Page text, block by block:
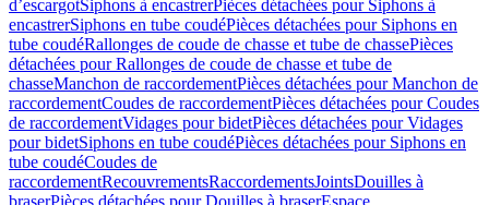
d’escargotSiphons à encastrerPièces détachées pour Siphons à
encastrerSiphons en tube coudéPièces détachées pour Siphons en
tube coudéRallonges de coude de chasse et tube de chassePièces
détachées pour Rallonges de coude de chasse et tube de
chasseManchon de raccordementPièces détachées pour Manchon de
raccordementCoudes de raccordementPièces détachées pour Coudes
de raccordementVidages pour bidetPièces détachées pour Vidages
pour bidetSiphons en tube coudéPièces détachées pour Siphons en
tube coudéCoudes de
raccordementRecouvrementsRaccordementsJointsDouilles à
braserPièces détachées pour Douilles à braserEspace